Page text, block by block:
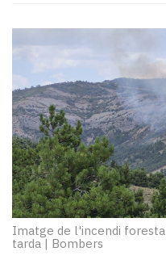
mitjans
El
temps
Reportatges
Entrevistes
Enquestes
A
escena!
Dis
la
teva!
Subscriptors
La
Imatge de l'incendi
tarda | Bombers